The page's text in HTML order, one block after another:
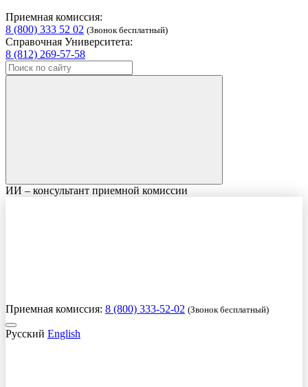
Приемная комиссия:
8 (800) 333 52 02 (Звонок бесплатный)
Справочная Университета:
8 (812) 269-57-58
ИИ – консультант приемной комиссии
Приемная комиссия: 8 (800) 333-52-02 (Звонок бесплатный)
Русский English